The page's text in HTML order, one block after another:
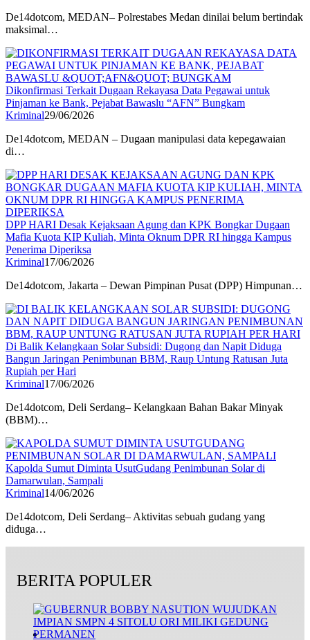
De14dotcom, MEDAN– Polrestabes Medan dinilai belum bertindak
maksimal…
Dikonfirmasi Terkait Dugaan Rekayasa Data Pegawai untuk
Pinjaman ke Bank, Pejabat Bawaslu “AFN” Bungkam
Kriminal29/06/2026
De14dotcom, MEDAN – Dugaan manipulasi data kepegawaian
di…
DPP HARI Desak Kejaksaan Agung dan KPK Bongkar Dugaan
Mafia Kuota KIP Kuliah, Minta Oknum DPR RI hingga Kampus
Penerima Diperiksa
Kriminal17/06/2026
De14dotcom, Jakarta – Dewan Pimpinan Pusat (DPP) Himpunan…
Di Balik Kelangkaan Solar Subsidi: Dugong dan Napit Diduga
Bangun Jaringan Penimbunan BBM, Raup Untung Ratusan Juta
Rupiah per Hari
Kriminal17/06/2026
De14dotcom, Deli Serdang– Kelangkaan Bahan Bakar Minyak
(BBM)…
Kapolda Sumut Diminta UsutGudang Penimbunan Solar di
Damarwulan, Sampali
Kriminal14/06/2026
De14dotcom, Deli Serdang– Aktivitas sebuah gudang yang
diduga…
BERITA POPULER